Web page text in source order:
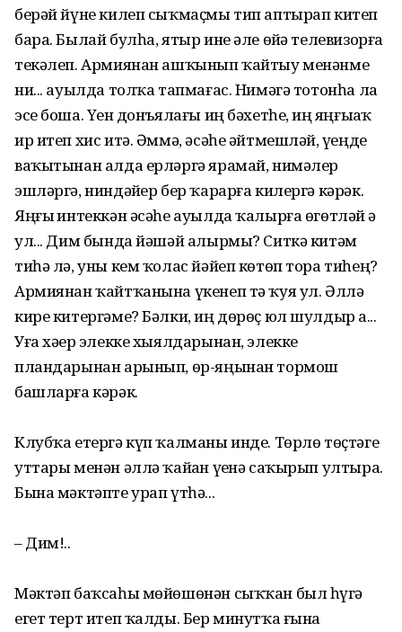
берәй йүне килеп сыҡмаҫмы тип аптырап китеп
бара. Былай булһа, ятыр ине әле өйҙә телевизорға
текәлеп. Армиянан ашҡынып ҡайтыу менәнме
ни... ауылда толҡа тапмағас. Нимәгә тотонһа ла
эсе боша. Үҙен донъялағы иң бәхетһеҙ, иң яңғыҙаҡ
ир итеп хис итә. Әммә, әсәһе әйтмешләй, үҙеңде
ваҡытынан алда ерләргә ярамай, нимәлер
эшләргә, ниндәйҙер бер ҡарарға килергә кәрәк.
Яңғыҙ интеккән әсәһе ауылда ҡалырға өгөтләй ҙә
ул... Дим бында йәшәй алырмы? Ситкә китәм
тиһә лә, уны кем ҡолас йәйеп көтөп тора тиһең?
Армиянан ҡайтҡанына үкенеп тә ҡуя ул. Әллә
кире китергәме? Бәлки, иң дөрөҫ юл шулдыр ҙа...
Уға хәҙер элекке хыялдарынан, элекке
пландарынан арынып, өр-яңынан тормош
башларға кәрәк.
Клубҡа етергә күп ҡалманы инде. Төрлө төҫтәге
уттары менән әллә ҡайҙан үҙенә саҡырып ултыра.
Бына мәктәпте урап үтһә...
– Дим!..
Мәктәп баҡсаһы мөйөшөнән сыҡҡан был һүҙгә
егет терт итеп ҡалды. Бер минутҡа ғына